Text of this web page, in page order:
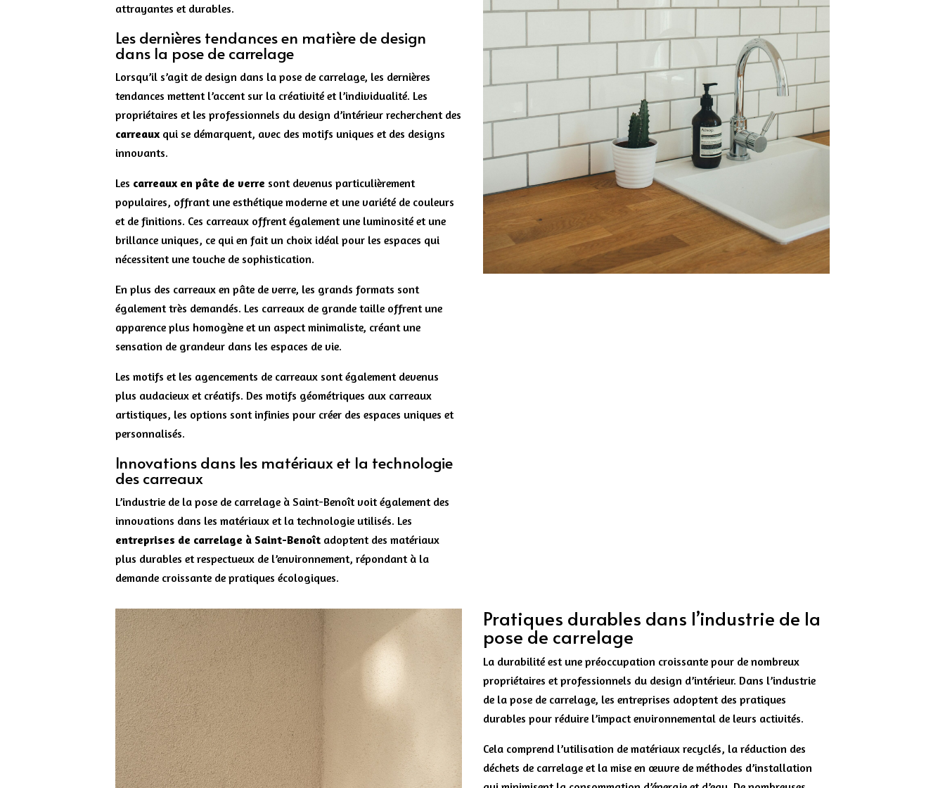
attrayantes et durables.
Les dernières tendances en matière de design
dans la pose de carrelage
Lorsqu’il s’agit de design dans la pose de carrelage, les dernières
tendances mettent l’accent sur la créativité et l’individualité. Les
propriétaires et les professionnels du design d’intérieur recherchent des
carreaux qui se démarquent, avec des motifs uniques et des designs
innovants.
Les carreaux en pâte de verre sont devenus particulièrement
populaires, offrant une esthétique moderne et une variété de couleurs
et de finitions. Ces carreaux offrent également une luminosité et une
brillance uniques, ce qui en fait un choix idéal pour les espaces qui
nécessitent une touche de sophistication.
En plus des carreaux en pâte de verre, les grands formats sont
également très demandés. Les carreaux de grande taille offrent une
apparence plus homogène et un aspect minimaliste, créant une
sensation de grandeur dans les espaces de vie.
Les motifs et les agencements de carreaux sont également devenus
plus audacieux et créatifs. Des motifs géométriques aux carreaux
artistiques, les options sont infinies pour créer des espaces uniques et
personnalisés.
Innovations dans les matériaux et la technologie
des carreaux
L’industrie de la pose de carrelage à Saint-Benoît voit également des
innovations dans les matériaux et la technologie utilisés. Les
entreprises de carrelage à Saint-Benoît adoptent des matériaux
plus durables et respectueux de l’environnement, répondant à la
demande croissante de pratiques écologiques.
Pratiques durables dans l’industrie de la
pose de carrelage
La durabilité est une préoccupation croissante pour de nombreux
propriétaires et professionnels du design d’intérieur. Dans l’industrie
de la pose de carrelage, les entreprises adoptent des pratiques
durables pour réduire l’impact environnemental de leurs activités.
Cela comprend l’utilisation de matériaux recyclés, la réduction des
déchets de carrelage et la mise en œuvre de méthodes d’installation